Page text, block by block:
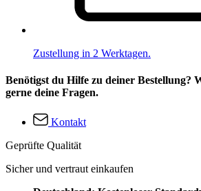
Zustellung in 2 Werktagen.
Benötigst du Hilfe zu deiner Bestellung?
gerne deine Fragen.
Kontakt
Geprüfte Qualität
Sicher und vertraut einkaufen